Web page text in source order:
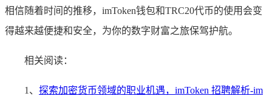
相信随着时间的推移，imToken钱包和TRC20代币的使用会变
得越来越便捷和安全，为你的数字财富之旅保驾护航。
相关阅读：
1、 探索加密货币领域的职业机遇，imToken 招聘解析-im